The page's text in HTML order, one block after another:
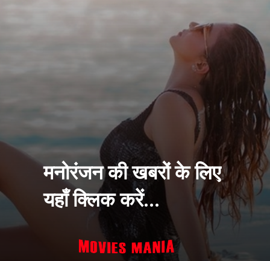
मनोरंजन की खबरों के लिए
यहाँ क्लिक करें...